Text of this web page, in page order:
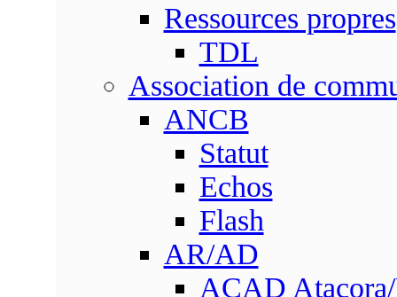
Ressources propres
TDL
Association de
ANCB
Statut
Echos
Flash
AR/AD
ACAD